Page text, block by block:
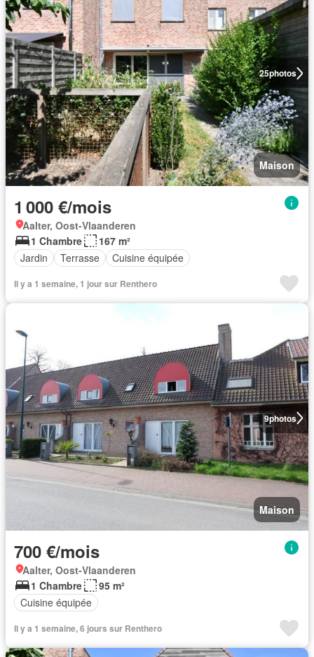
25photos
Maison
1 000 €/mois
Aalter, Oost-Vlaanderen
1 Chambre
167 m²
Jardin
Terrasse Cuisine équipée
Il y a 1 semaine, 1 jour sur Renthero
9photos
Maison
700 €/mois
Aalter, Oost-Vlaanderen
1 Chambre
95 m²
Cuisine équipée
Il y a 1 semaine, 6 jours sur Renthero